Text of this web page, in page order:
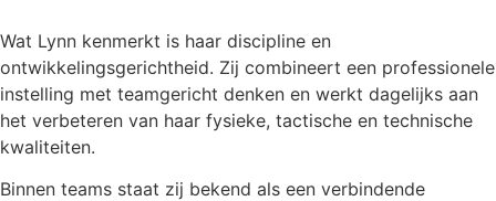
Wat Lynn kenmerkt is haar discipline en
ontwikkelingsgerichtheid. Zij combineert een professionele
instelling met teamgericht denken en werkt dagelijks aan
het verbeteren van haar fysieke, tactische en technische
kwaliteiten.
Binnen teams staat zij bekend als een verbindende